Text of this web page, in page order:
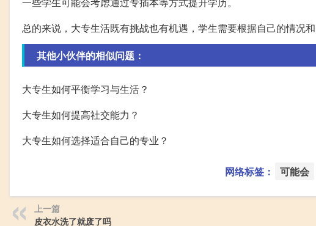
总的来说，大专生活既有挑战也有机遇，学生需要根据自己的情况
其他小伙伴的相似问题：
大专生如何平衡学习与生活？
大专生如何提高社交能力？
大专生如何选择适合自己的专业？
网络标签： 可能会
上一篇
皮衣水洗了就废了吗